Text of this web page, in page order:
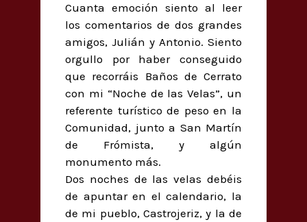
Cuanta emoción siento al leer
los comentarios de dos grandes
amigos, Julián y Antonio. Siento
orgullo por haber conseguido
que recorráis Baños de Cerrato
con mi “Noche de las Velas”, un
referente turístico de peso en la
Comunidad, junto a San Martín
de Frómista, y algún
monumento más.
Dos noches de las velas debéis
de apuntar en el calendario, la
de mi pueblo, Castrojeriz, y la de